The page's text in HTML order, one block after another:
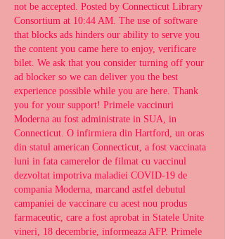
not be accepted. Posted by Connecticut Library
Consortium at 10:44 AM. The use of software
that blocks ads hinders our ability to serve you
the content you came here to enjoy, verificare
bilet. We ask that you consider turning off your
ad blocker so we can deliver you the best
experience possible while you are here. Thank
you for your support! Primele vaccinuri
Moderna au fost administrate in SUA, in
Connecticut. O infirmiera din Hartford, un oras
din statul american Connecticut, a fost vaccinata
luni in fata camerelor de filmat cu vaccinul
dezvoltat impotriva maladiei COVID-19 de
compania Moderna, marcand astfel debutul
campaniei de vaccinare cu acest nou produs
farmaceutic, care a fost aprobat in Statele Unite
vineri, 18 decembrie, informeaza AFP. Primele